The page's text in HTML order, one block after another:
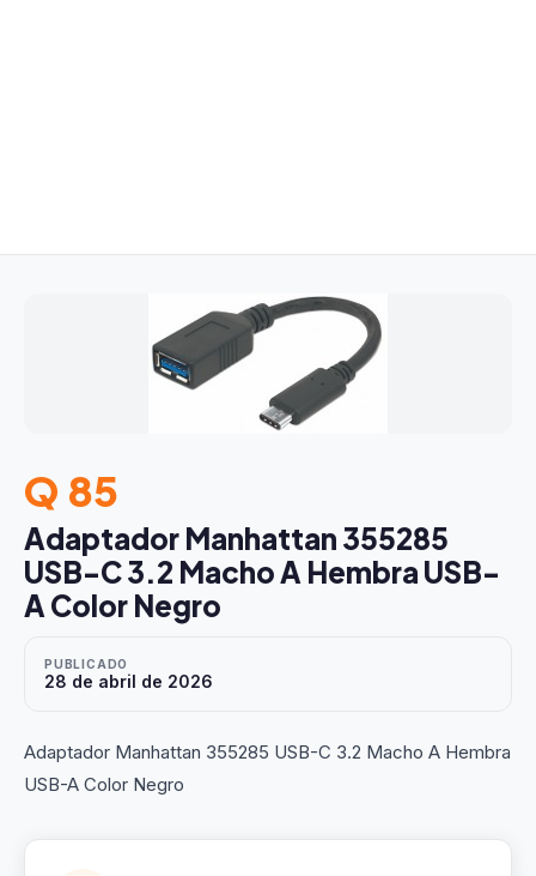
Q 85
Adaptador Manhattan 355285
USB-C 3.2 Macho A Hembra USB-
A Color Negro
PUBLICADO
28 de abril de 2026
Adaptador Manhattan 355285 USB-C 3.2 Macho A Hembra
USB-A Color Negro